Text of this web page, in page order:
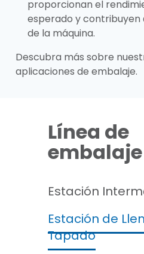
proporcionan el
esperado y contribuyen
de la máquina.
Descubra más sobre
aplicaciones de embalaje.
Línea de
embalaje
Estación
Estación de
Tapado